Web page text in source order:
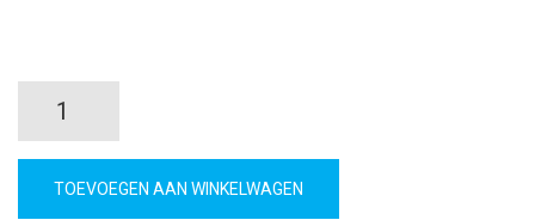
Rollup
TOEVOEGEN AAN WINKELWAGEN